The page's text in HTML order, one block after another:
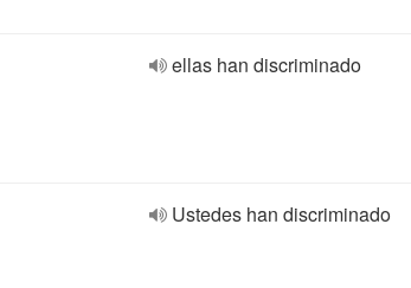
ellas han discriminado
Ustedes han discriminado